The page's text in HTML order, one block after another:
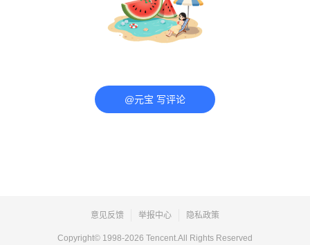
@元宝 写评论
意见反馈 举报中心 隐私政策
Copyright© 1998-2026 Tencent.All Rights Reserved